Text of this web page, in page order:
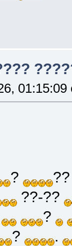
01:15:09
?
??-??
?
?
.